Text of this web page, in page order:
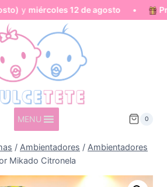
miércoles 12 de agosto•
MENU 0
/ Ambientadores / Ambientadores
Mikado Citronela